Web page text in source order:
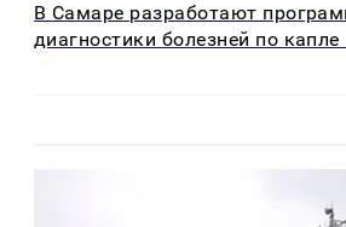
В Самаре разработают
диагностики болезней по капле